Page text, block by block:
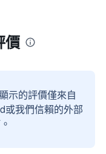
價
示的評價僅來自
或我們信賴的外部